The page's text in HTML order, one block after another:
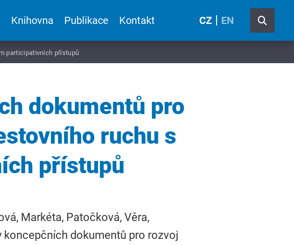
Knihovna Publikace Kontakt CZ EN
participativních přístupů
dokumentů pro
ruchu s
přístupů
Markéta, Patočková, Věra,
koncepčních dokumentů pro rozvoj